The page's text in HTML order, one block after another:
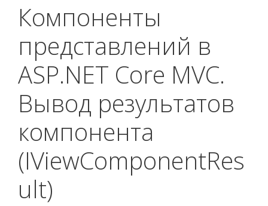
Компоненты
представлений в
ASP.NET Core MVC.
Вывод результатов
компонента
(IViewComponentRes
ult)